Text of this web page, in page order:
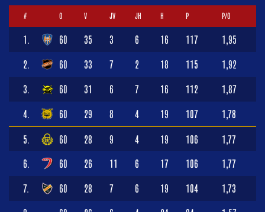
# O V JV JH H P P/O
1. 60 35 3 6 16 117 1,95
2. 60 33 7 2 18 115 1,92
3. 60 31 6 7 16 112 1,87
4. 60 29 8 4 19 107 1,78
5. 60 28 9 4 19 106 1,77
6. 60 26 11 6 17 106 1,77
7. 60 28 7 6 19 104 1,73